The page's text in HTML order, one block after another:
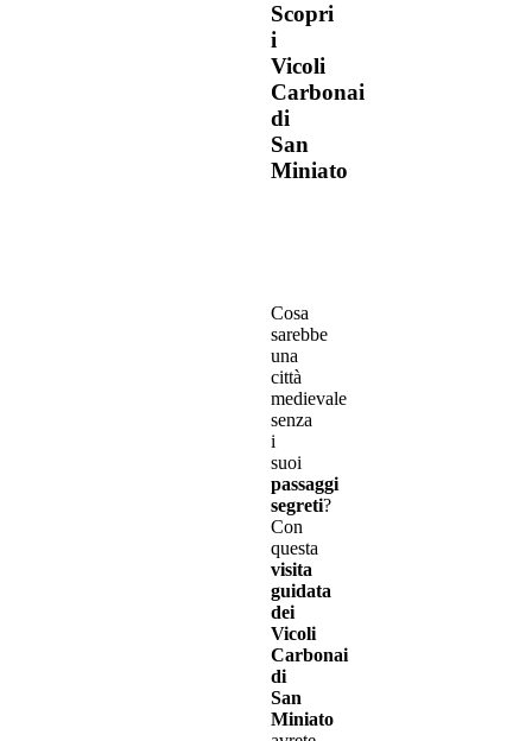
Scopri
i
Vicoli
Carbonai
di
San
Miniato
Cosa
sarebbe
una
città
medievale
senza
i
suoi
passaggi
segreti?
Con
questa
visita
guidata
dei
Vicoli
Carbonai
di
San
Miniato